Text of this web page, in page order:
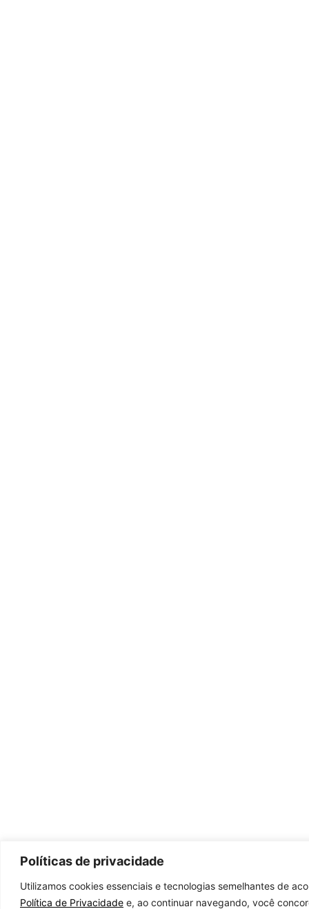
Políticas de privacidade
Utilizamos cookies essenciais e tecnologias semelhantes de
Política de Privacidade e, ao continuar navegando, você